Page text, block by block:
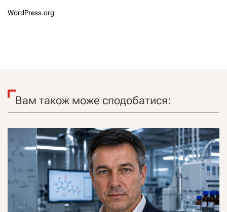
WordPress.org
Вам також може сподобатися: